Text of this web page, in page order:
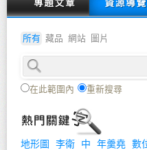
所有 藏品 網站 圖片
在此範圍內 重新搜尋
地形圖 李衛 中 年羹堯 數